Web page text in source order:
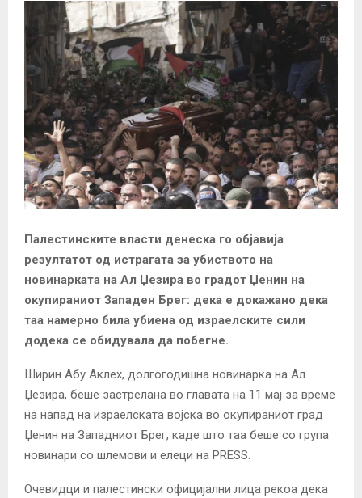
Палестинските власти денеска го објавија
резултатот од истрагата за убиството на
новинарката на Ал Џезира во градот Џенин на
окупираниот Западен Брег: дека е докажано дека
таа намерно била убиена од израелските сили
додека се обидувала да побегне.
Ширин Абу Аклех, долгогодишна новинарка на Ал
Џезира, беше застрелана во главата на 11 мај за време
на напад на израелската војска во окупираниот град
Џенин на Западниот Брег, каде што таа беше со група
новинари со шлемови и елеци на PRESS.
Очевидци и палестински официјални лица рекоа дека